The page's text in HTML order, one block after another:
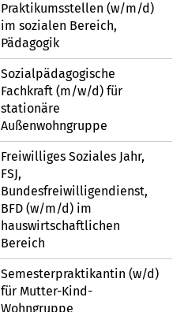
Praktikumsstellen (w/m/d)
im sozialen Bereich,
Pädagogik
Sozialpädagogische
Fachkraft (m/w/d) für
stationäre
Außenwohngruppe
Freiwilliges Soziales Jahr,
FSJ,
Bundesfreiwilligendienst,
BFD (w/m/d) im
hauswirtschaftlichen
Bereich
Semesterpraktikantin (w/d)
für Mutter-Kind-
Wohngruppe